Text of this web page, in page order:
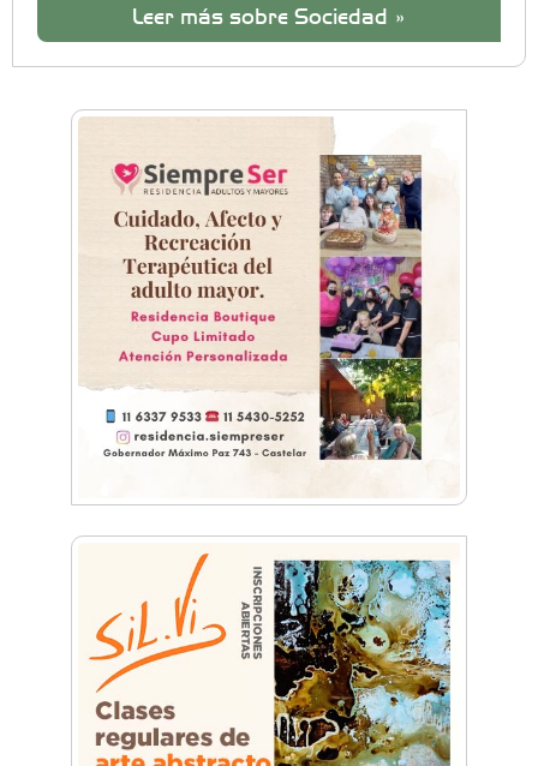
Leer más sobre Sociedad »